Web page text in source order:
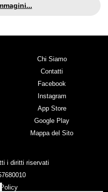
Chi Siamo
Contatti
Facebook
Instagram
App Store
Google Play
Mappa del Sito
i diritti riservati